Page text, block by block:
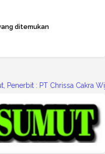
ditemukan
Wijayakesuma (CCW),